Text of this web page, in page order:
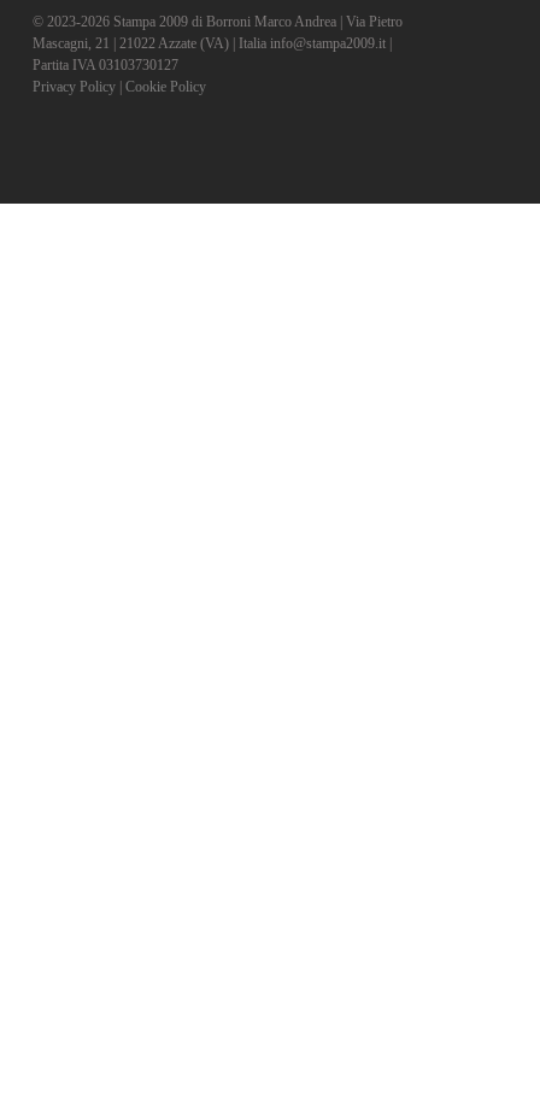
© 2023-2026 Stampa 2009 di Borroni Marco Andrea | Via Pietro
Mascagni, 21 | 21022 Azzate (VA) | Italia info@stampa2009.it |
Partita IVA 03103730127
Privacy Policy| Cookie Policy